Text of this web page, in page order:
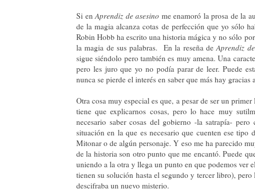
Si enAprendiz de asesino me enamoró la prosa de la
de la magia alcanza cotas de perfección que yo sólo
Robin Hobb ha escrito una historia mágica y no sólo
la magia de sus palabras. En la reseña deAprendiz
sigue siéndolo pero también es muy amena. Una
pero les juro que yo no podía parar de leer. Puede
nunca se pierde el interés en saber que más hay
Otra cosa muy especial es que, a pesar de ser un
tiene que explicarnos cosas, pero lo hace muy
necesario saber cosas del gobierno -la satrapía-
situación en la que es necesario que cuenten ese tipo
Mitonar o de algún personaje. Y eso me ha parecido
de la historia son otro punto que me encantó. Puede
uniendo a la otra y llega un punto en que podemos ver
tienen su solución hasta el segundo y tercer libro),
descifraba un nuevo misterio.